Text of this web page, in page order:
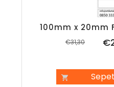
100mm x 20mm
€31,30